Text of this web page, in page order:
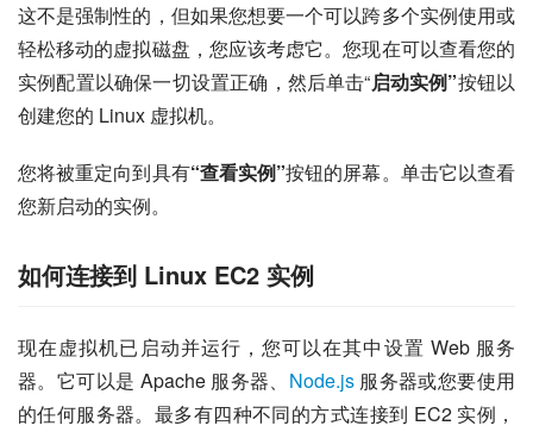
这不是强制性的，但如果您想要一个可以跨多个实例使用或
轻松移动的虚拟磁盘，您应该考虑它。您现在可以查看您的
实例配置以确保一切设置正确，然后单击“启动实例”按钮以
创建您的 Linux 虚拟机。
您将被重定向到具有“查看实例”按钮的屏幕。单击它以查看
您新启动的实例。
如何连接到 Linux EC2 实例
现在虚拟机已启动并运行，您可以在其中设置 Web 服务
器。它可以是 Apache 服务器、 Node.js 服务器或您要使用
的任何服务器。最多有四种不同的方式连接到 EC2 实例，